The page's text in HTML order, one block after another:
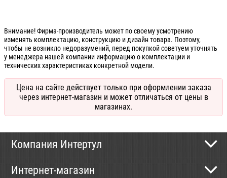
Внимание! Фирма-производитель может по своему усмотрению
изменять комплектацию, конструкцию и дизайн товара. Поэтому,
чтобы не возникло недоразумений, перед покупкой советуем уточнять
у менеджера нашей компании информацию о комплектации и
технических характеристиках конкретной модели.
Цена на сайте действует только при оформлении заказа
через интернет-магазин и может отличаться от цены в
магазинах.
Компания Интертул
Интернет-магазин